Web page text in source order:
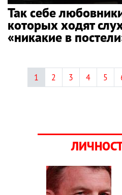
Так себе
которых ходят
«никакие в
1 2 3 4 5